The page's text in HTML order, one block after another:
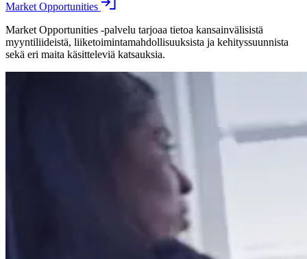
Market Opportunities
Market Opportunities -palvelu tarjoaa tietoa kansainvälisistä
myyntiliideistä, liiketoimintamahdollisuuksista ja kehityssuunnista
sekä eri maita käsitteleviä katsauksia.